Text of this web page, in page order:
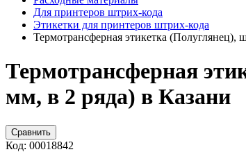
Для принтеров штрих-кода
Этикетки для принтеров штрих-кода
Термотрансферная этикетка
Термотрансферная
мм, в 2 ряда) в Казани
Сравнить
Код: 00018842